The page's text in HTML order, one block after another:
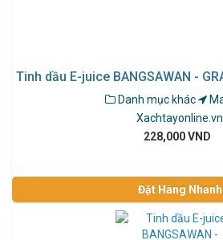
Tinh dầu E-juice BANGSAWAN -
Danh mục khác
Xachtayonline.vn
228,000 VND
Đặt Hàng Nhanh